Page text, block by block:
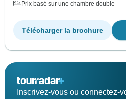
Prix basé sur une chambre double
Télécharger la brochure
Inscrivez-vous ou connectez-